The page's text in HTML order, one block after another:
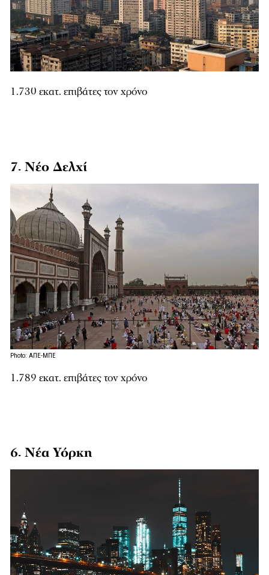
1.730 εκατ. επιβάτες τον χρόνο
7. Νέο Δελχί
Photo: ΑΠΕ-ΜΠΕ
1.789 εκατ. επιβάτες τον χρόνο
6. Νέα Υόρκη